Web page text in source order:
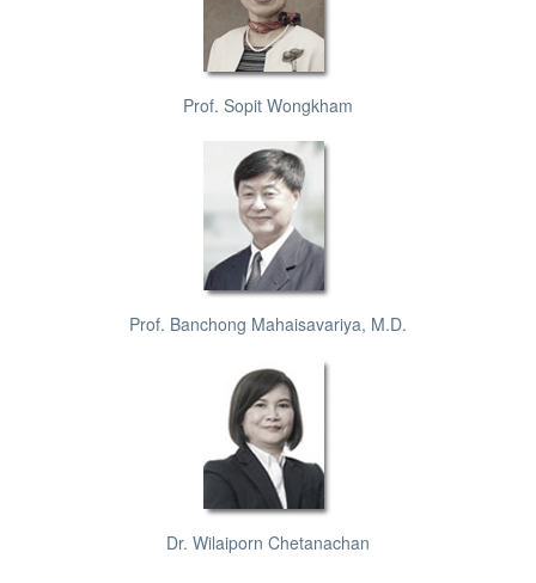
Prof. Sopit Wongkham
Prof. Banchong Mahaisavariya, M.D.
Dr. Wilaiporn Chetanachan